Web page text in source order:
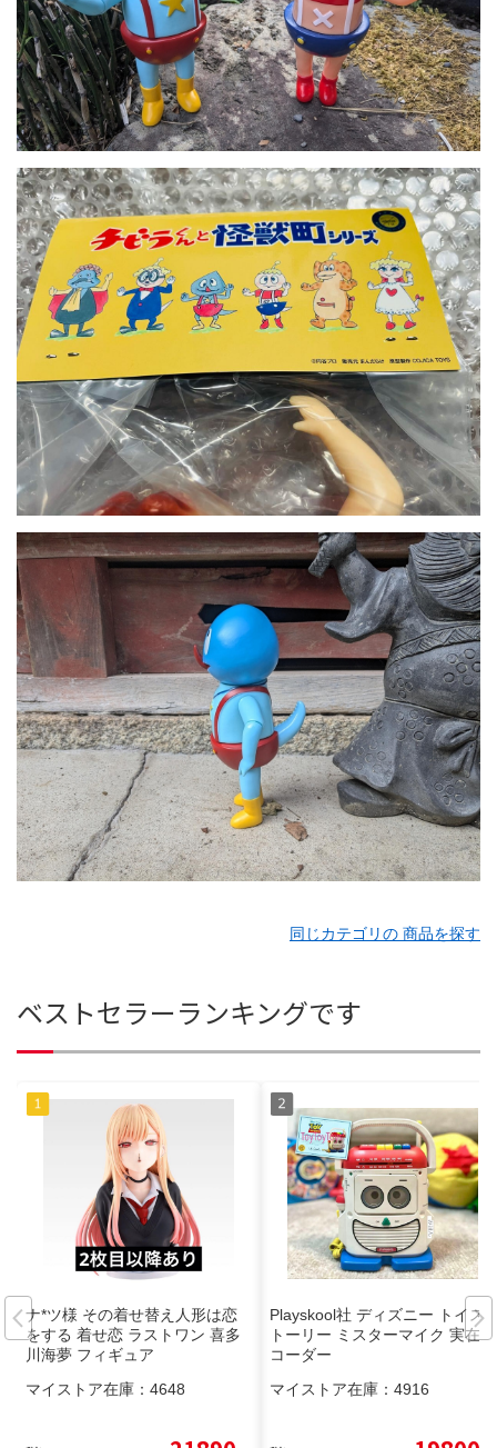
同じカテゴリの 商品を探す
ベストセラーランキングです
ナ*ツ様 その着せ替え人形は恋
をする 着せ恋 ラストワン 喜多
川海夢 フィギュア
マイストア在庫： 4648
Playskool社 ディズニー トイス
トーリー ミスターマイク 実在レ
コーダー
マイストア在庫： 4916